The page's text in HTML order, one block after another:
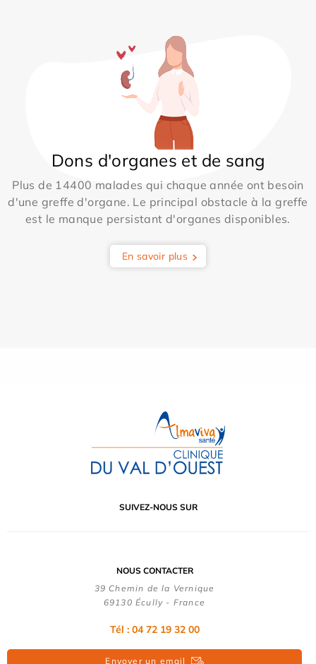
Dons d'organes et de sang
Plus de 14400 malades qui chaque année ont besoin
d'une greffe d'organe. Le principal obstacle à la greffe
est le manque persistant d'organes disponibles.
En savoir plus
SUIVEZ-NOUS SUR
NOUS CONTACTER
39 Chemin de la Vernique
69130 Écully - France
Tél : 04 72 19 32 00
Envoyer un email